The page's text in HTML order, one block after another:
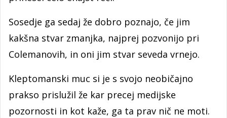
Sosedje ga sedaj že dobro poznajo, če jim
kakšna stvar zmanjka, najprej pozvonijo pri
Colemanovih, in oni jim stvar seveda vrnejo.
Kleptomanski muc si je s svojo neobičajno
prakso prislužil že kar precej medijske
pozornosti in kot kaže, ga ta prav nič ne moti.